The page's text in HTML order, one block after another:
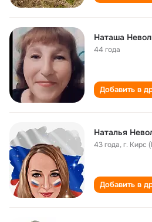
Наташа
44 года
Добавить в
Наталья
43 года,г. Кирс
Добавить в